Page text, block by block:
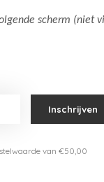
Neem
scherm (niet
Inschrijven
van €50,00